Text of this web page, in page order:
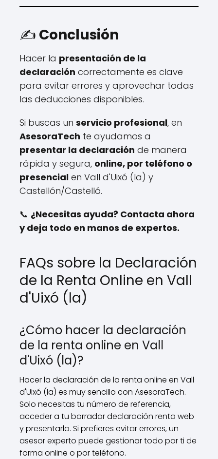
✍️ Conclusión
Hacer la presentación de la
declaración correctamente es clave
para evitar errores y aprovechar todas
las deducciones disponibles.
Si buscas un servicio profesional, en
AsesoraTech te ayudamos a
presentar la declaración de manera
rápida y segura, online, por teléfono o
presencial en Vall d'Uixó (la) y
Castellón/Castelló.
📞 ¿Necesitas ayuda? Contacta ahora
y deja todo en manos de expertos.
FAQs sobre la Declaración
de la Renta Online en Vall
d'Uixó (la)
¿Cómo hacer la declaración
de la renta online en Vall
d'Uixó (la)?
Hacer la declaración de la renta online en Vall
d'Uixó (la) es muy sencillo con AsesoraTech.
Solo necesitas tu número de referencia,
acceder a tu borrador declaración renta web
y presentarlo. Si prefieres evitar errores, un
asesor experto puede gestionar todo por ti de
forma online o por teléfono.